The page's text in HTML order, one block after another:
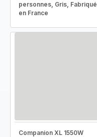
personnes, Gris, Fabriqué
en France
Companion XL 1550W